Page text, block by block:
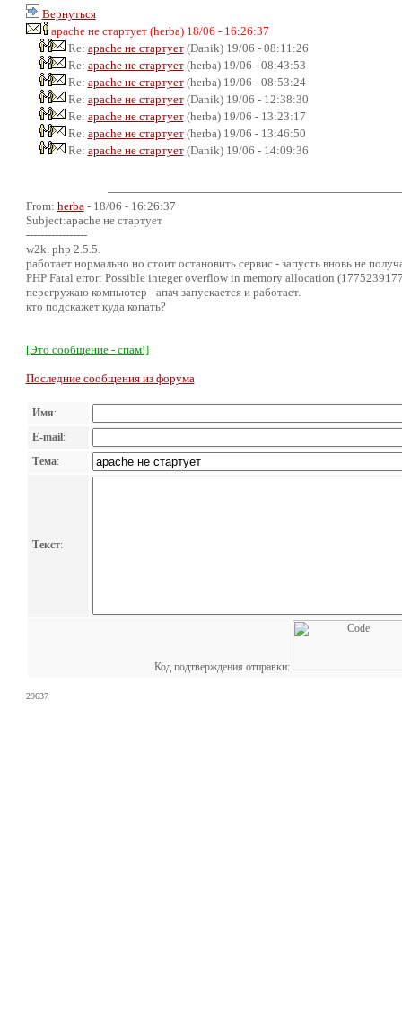
Вернуться
apache не стартует (herba) 18/06 - 16:26:37
Re: apache не стартует(Danik) 19/06 - 08:11:26
Re: apache не стартует(herba) 19/06 - 08:43:53
Re: apache не стартует(herba) 19/06 - 08:53:24
Re: apache не стартует(Danik) 19/06 - 12:38:30
Re: apache не стартует(herba) 19/06 - 13:23:17
Re: apache не стартует(herba) 19/06 - 13:46:50
Re: apache не стартует(Danik) 19/06 - 14:09:36
From: herba - 18/06 - 16:26:37
Subject:apache не стартует
-----------------
w2k. php 2.5.5.
работает нормально но стоит остановить сервис - запусть вновь не
PHP Fatal error: Possible integer overflow in memory allocation
перегружаю компьютер - апач запускается и работает.
кто подскажет куда копать?
[Это сообщение - спам!]
Последние сообщения из форума
Имя:
E-mail:
Тема:
Текст:
Код подтверждения отправки:
29637